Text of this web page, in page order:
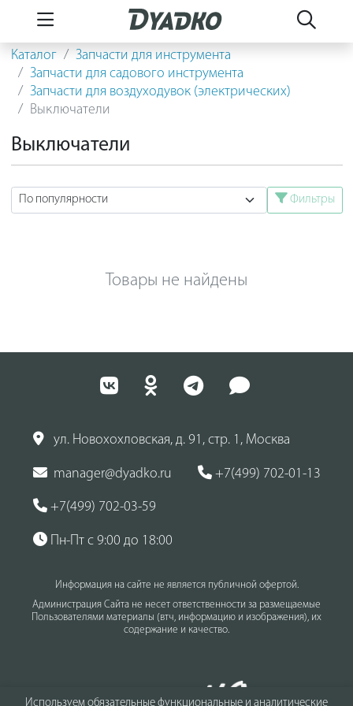
Каталог
Запчасти для инструмента
Запчасти для садового инструмента
Запчасти для воздуходувок (электрических)
Выключатели
Выключатели
Фильтры
Товары не найдены
Используем обязательные функциональные и аналитические
ул. Новохохловская, д. 91, стр. 1, Москва
manager@dyadko.ru +7(499) 702-01-13
+7(499) 702-03-59
Пн-Пт с 9:00 до 18:00
Информация на сайте не является публичной офертой.
Администрация Сайта не несет ответственности за размещаемые
Пользователями материалы (втч, информацию и изображения), их
содержание и качество.